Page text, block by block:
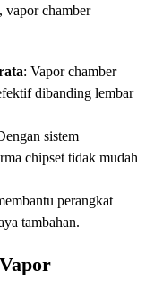
vapor chamber
: Vapor chamber
dibanding lembar
sistem
chipset tidak mudah
perangkat
tambahan.